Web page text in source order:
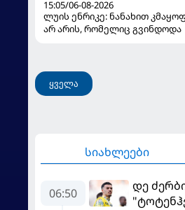
15:05/06-08-2026
ლუის ენრიკე: ნანახით
არ არის, რომელიც გვინდოდა
ყველა
სიახლეები
06:50
დე